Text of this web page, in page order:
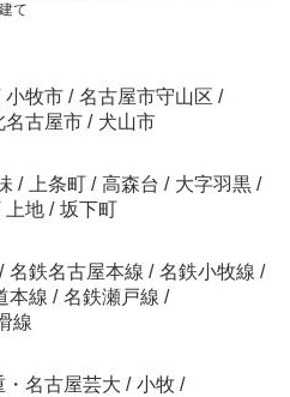
て
小牧市 / 名古屋市守山区 /
名古屋市 / 犬山市
/ 上条町 / 高森台 / 大字羽黒 /
上地 / 坂下町
/ 名鉄名古屋本線 / 名鉄小牧線 /
本線 / 名鉄瀬戸線 /
線
・名古屋芸大 / 小牧 /